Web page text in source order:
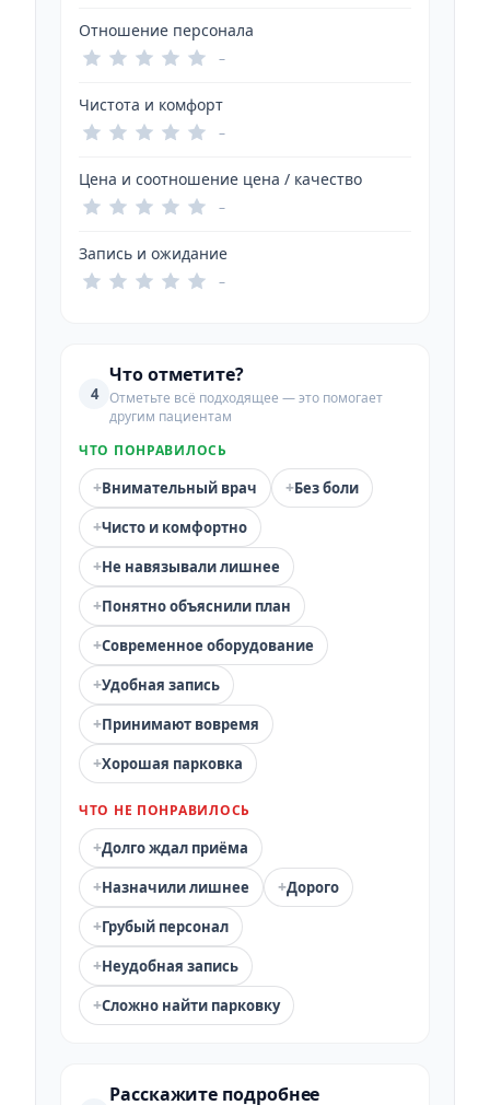
Отношение персонала
–
Чистота и комфорт
–
Цена и соотношение цена / качество
–
Запись и ожидание
–
4
Что отметите?
Отметьте всё подходящее — это помогает
другим пациентам
ЧТО ПОНРАВИЛОСЬ
+Внимательный врач +Без боли
+Чисто и комфортно
+Не навязывали лишнее
+Понятно объяснили план
+Современное оборудование
+Удобная запись
+Принимают вовремя
+Хорошая парковка
ЧТО НЕ ПОНРАВИЛОСЬ
+Долго ждал приёма
+Назначили лишнее +Дорого
+Грубый персонал
+Неудобная запись
+Сложно найти парковку
Расскажите подробнее